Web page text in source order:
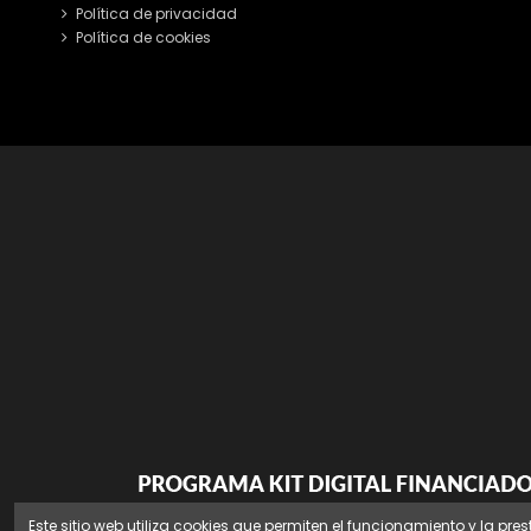
Política de privacidad
Política de cookies
Este sitio web utiliza cookies que permiten el funcionamiento y la